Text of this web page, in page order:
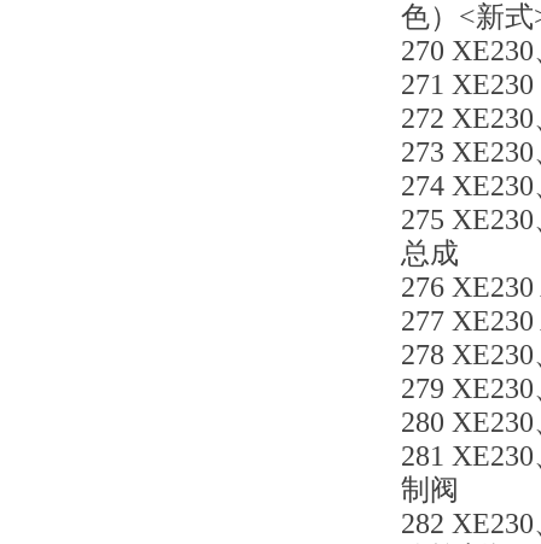
色）<新式
270
271
272
273
274
275
总成
276
277
278
279
280
281
制阀
282